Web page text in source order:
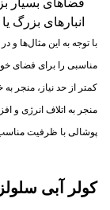
فضاهای بسیار
انبارهای بزرگ
با توجه به این مثال‌ها و
مناسبی را برای فضای
کمتر از حد نیاز، منجر
منجر به اتلاف انرژی و
پوشالی با ظرفیت
کولر آبی